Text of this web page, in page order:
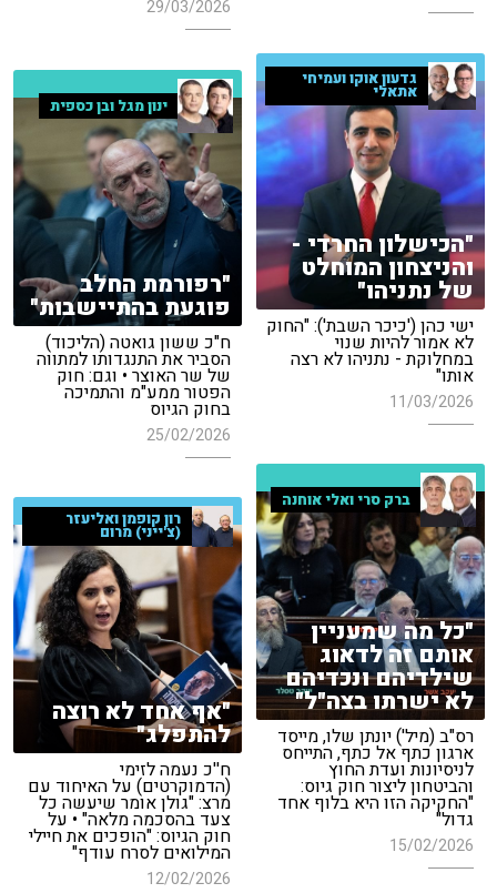
29/03/2026
גדעון אוקו ועמיחי
אתאלי
"הכישלון החרדי -
והניצחון המוחלט
של נתניהו"
ישי כהן ('כיכר השבת'): "החוק
לא אמור להיות שנוי
במחלוקת - נתניהו לא רצה
אותו"
11/03/2026
ינון מגל ובן כספית
"רפורמת החלב
פוגעת בהתיישבות"
ח"כ ששון גואטה (הליכוד)
הסביר את התנגדותו למתווה
של שר האוצר • וגם: חוק
הפטור ממע"מ והתמיכה
בחוק הגיוס
25/02/2026
ברק סרי ואלי אוחנה
"כל מה שמעניין
אותם זה לדאוג
שילדיהם ונכדיהם
לא ישרתו בצה"ל"
רס"ב (מיל') יונתן שלו, מייסד
ארגון כתף אל כתף, התייחס
לניסיונות ועדת החוץ
והביטחון ליצור חוק גיוס:
"החקיקה הזו היא בלוף אחד
גדול"
15/02/2026
רון קופמן ואליעזר
(צ'ייני) מרום
"אף אחד לא רוצה
להתפלג"
ח''כ נעמה לזימי
(הדמוקרטים) על האיחוד עם
מרצ: "גולן אומר שיעשה כל
צעד בהסכמה מלאה" • על
חוק הגיוס: "הופכים את חיילי
המילואים לסרח עודף"
12/02/2026